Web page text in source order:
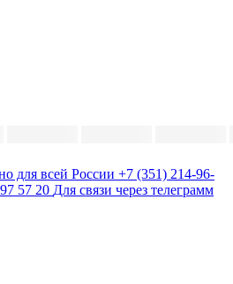
для всей России +7 (351) 214-96-
57 20 Для связи через телеграмм